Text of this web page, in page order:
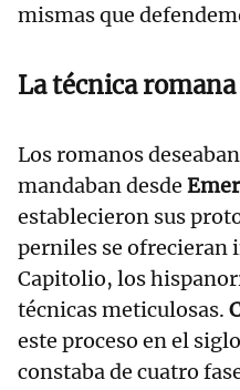
mismas que
La técnica romana
Los romanos
mandaban desde
establecieron sus
perniles se ofrecieran
Capitolio, los
técnicas meticulosas.
este proceso en el
constaba de cuatro